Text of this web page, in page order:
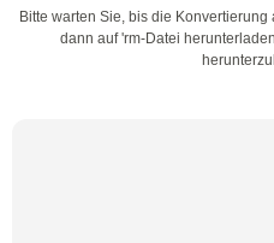
Bitte warten Sie, bis die
dann auf 'rm-Datei